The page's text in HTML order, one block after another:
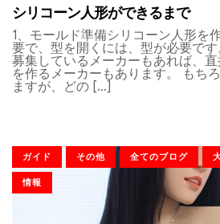
シリコーン人形ができるまで
1、モールド準備シリコーン人形を
要で、型を開くには、型が必要で
募集しているメーカーもあれば、
を作るメーカーもあります。 もち
ますが、どの […]
ガイド その他 全てのブログ
情報